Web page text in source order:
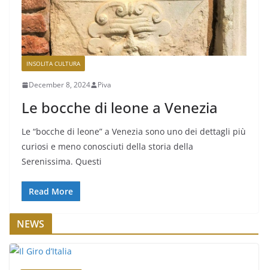
INSOLITA CULTURA
December 8, 2024 Piva
Le bocche di leone a Venezia
Le “bocche di leone” a Venezia sono uno dei dettagli più
curiosi e meno conosciuti della storia della
Serenissima. Questi
Read More
NEWS